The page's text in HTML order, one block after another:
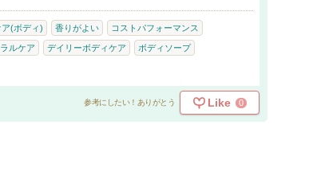
(ボディ) 香りがよい コストパフォーマンス
ルケア デイリーボディケア ボディソープ
参考にしたい！ありがとう Like 0